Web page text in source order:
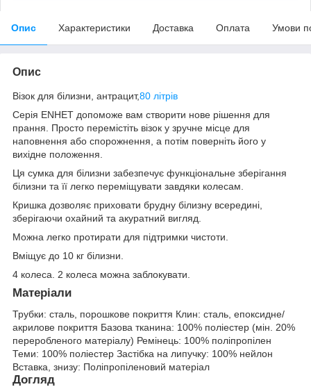
Опис Характеристики Доставка Оплата Умови
Опис
Візок для білизни, антрацит,80 літрів
Серія ENHET допоможе вам створити нове рішення для
прання. Просто перемістіть візок у зручне місце для
наповнення або спорожнення, а потім поверніть його у
вихідне положення.
Ця сумка для білизни забезпечує функціональне зберігання
білизни та її легко переміщувати завдяки колесам.
Кришка дозволяє приховати брудну білизну всередині,
зберігаючи охайний та акуратний вигляд.
Можна легко протирати для підтримки чистоти.
Вміщує до 10 кг білизни.
4 колеса. 2 колеса можна заблокувати.
Матеріали
Трубки: сталь, порошкове покриття Клин: сталь, епоксидне/
акрилове покриття Базова тканина: 100% поліестер (мін. 20%
переробленого матеріалу) Ремінець: 100% поліпропілен
Теми: 100% поліестер Застібка на липучку: 100% нейлон
Вставка, знизу: Поліпропіленовий матеріал
Догляд